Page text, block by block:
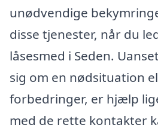
unødvendige
disse tjenester, når du
låsesmed i Seden.
sig om en nødsituation
forbedringer, er hjælp
med de rette kontakter